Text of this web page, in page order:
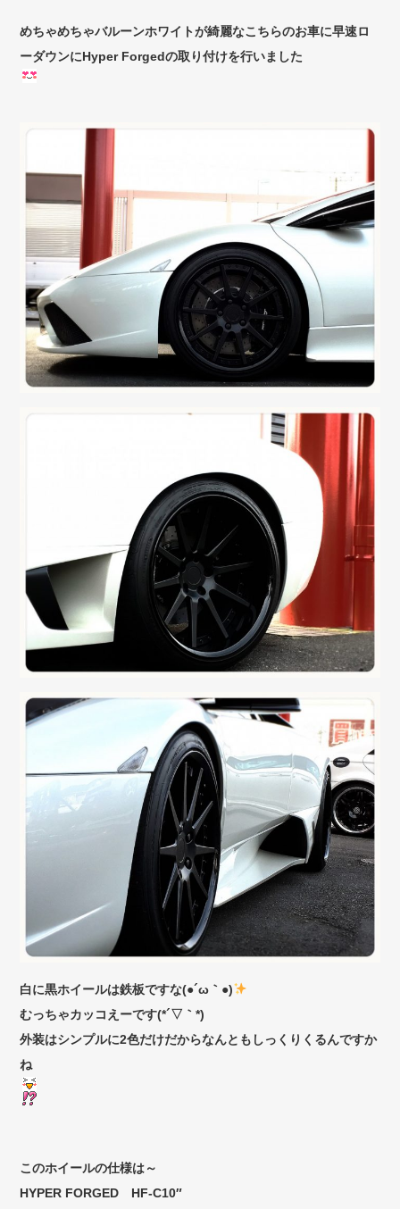
めちゃめちゃバルーンホワイトが綺麗なこちらのお車に早速ロ
ーダウンにHyper Forgedの取り付けを行いました
白に黒ホイールは鉄板ですな(●´ω｀●)
むっちゃカッコえーです(*´▽｀*)
外装はシンプルに2色だけだからなんともしっくりくるんですか
ね
このホイールの仕様は～
HYPER FORGED HF-C10″